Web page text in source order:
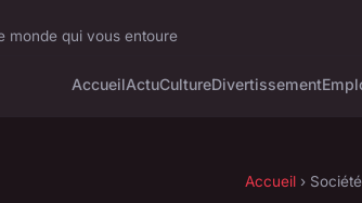
monde qui vous entoure
AccueilActuCultureDivertissement
Accueil › Société